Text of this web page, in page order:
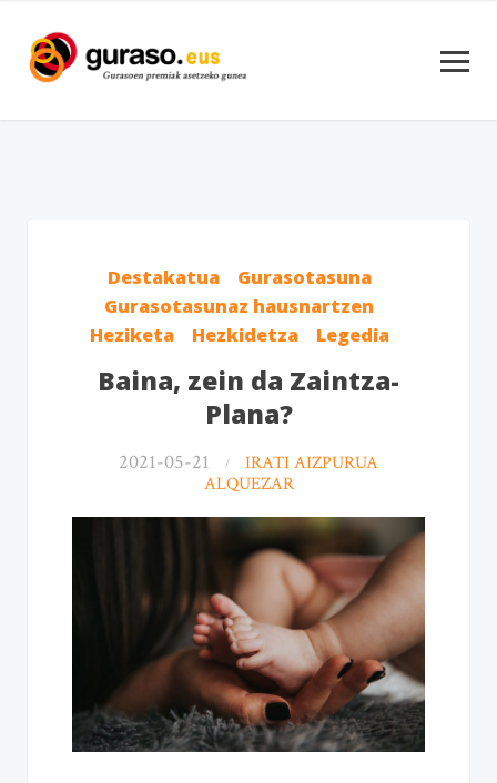
Destakatua
Gurasotasuna
Gurasotasunaz hausnartzen
Heziketa
Hezkidetza Legedia
Baina, zein da Zaintza-
Plana?
2021-05-21
IRATI AIZPURUA
ALQUEZAR